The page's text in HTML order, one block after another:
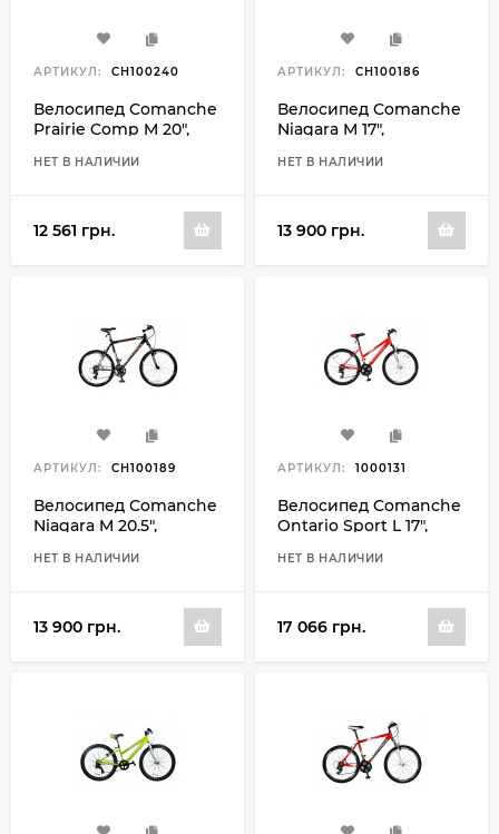
АРТИКУЛ: CH100240
Велосипед Comanche
Prairie Comp M 20",
НЕТ В НАЛИЧИИ
12 561 грн.
АРТИКУЛ: CH100186
Велосипед Comanche
Niagara M 17",
НЕТ В НАЛИЧИИ
13 900 грн.
АРТИКУЛ: CH100189
Велосипед Comanche
Niagara M 20.5",
НЕТ В НАЛИЧИИ
13 900 грн.
АРТИКУЛ: 1000131
Велосипед Comanche
Ontario Sport L 17",
НЕТ В НАЛИЧИИ
17 066 грн.